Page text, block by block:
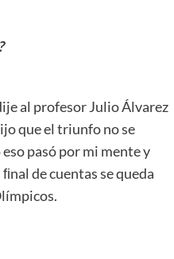
al profesor Julio Álvarez
que el triunfo no se
pasó por mi mente y
de cuentas se queda